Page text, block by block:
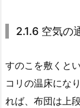
2.1.6 空気の
すのこを敷くと
コリの温床にな
れば、布団は上